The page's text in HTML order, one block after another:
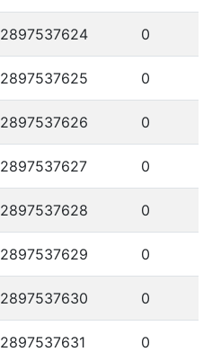
2897537624 0
2897537625 0
2897537626 0
2897537627 0
2897537628 0
2897537629 0
2897537630 0
2897537631 0